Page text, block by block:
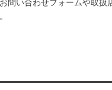
問い合わせフォームや取扱